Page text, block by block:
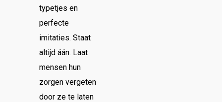
typetjes en
perfecte
imitaties. Staat
altijd áán. Laat
mensen hun
zorgen vergeten
door ze te laten